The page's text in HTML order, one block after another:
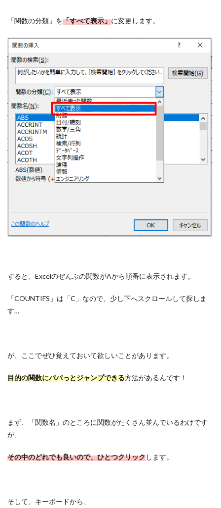
「関数の分類」を「すべて表示」に変更します。
すると、Excelのぜんぶの関数がAから順番に表示されます。
「COUNTIFS」は「C」なので、少し下へスクロールして探しま
す…
が、ここでぜひ覚えておいて欲しいことがあります。
目的の関数にパパっとジャンプできる方法があるんです！
まず、「関数名」のところに関数がたくさん並んでいるわけです
が、
その中のどれでも良いので、ひとつクリックします。
そして、キーボードから、